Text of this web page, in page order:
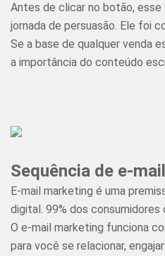
Antes de clicar no botão,
jornada de persuasão. Ele foi
Se a base de qualquer venda
a importância do conteúdo
Sequência de e-mail
E-mail marketing é uma
digital. 99% dos
O e-mail marketing funciona
para você se relacionar,